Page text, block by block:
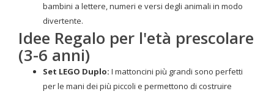
bambini a lettere, numeri e versi degli animali in modo
divertente.
Idee Regalo per l'età prescolare
(3-6 anni)
Set LEGO Duplo: I mattoncini più grandi sono perfetti
per le mani dei più piccoli e permettono di costruire